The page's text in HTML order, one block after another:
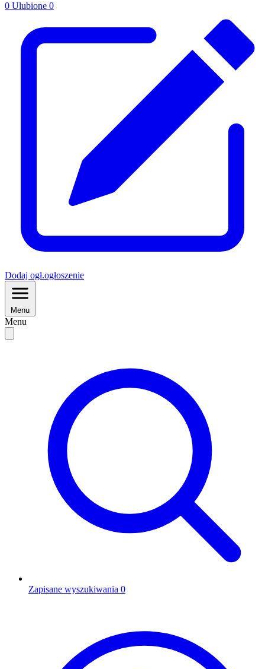
0 Ulubione 0
Dodaj ogł.ogłoszenie
Menu
Menu
Zapisane wyszukiwania 0